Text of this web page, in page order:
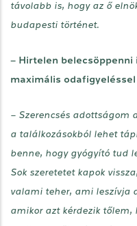
távolabb is, hogy az ő
budapesti történet.
– Hirtelen belecsöppenni
maximális
– Szerencsés adottságom
a találkozásokból lehet
benne, hogy gyógyító tud
Sok szeretetet kapok
valami teher, ami leszívja
amikor azt kérdezik tőlem,